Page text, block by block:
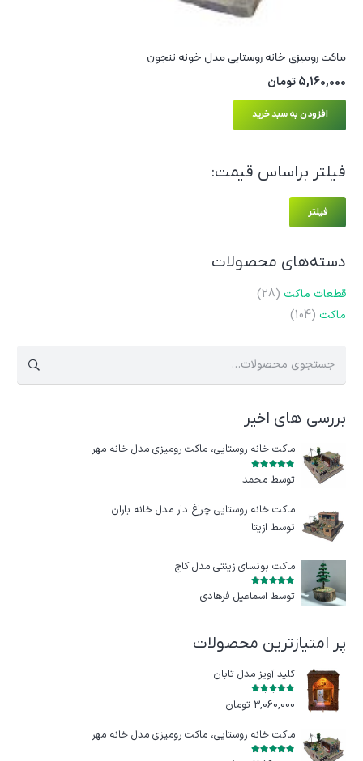
ماکت رومیزی خانه روستایی مدل خونه ننجون
5,160,000تومان
افزودن به سبد خرید
فیلتر براساس قیمت:
فیلتر
دسته‌های محصولات
قطعات ماکت (28)
ماکت (104)
برای:
بررسی های اخیر
ماکت خانه روستایی، ماکت رومیزی مدل خانه مهر
5
توسط محمد
ماکت خانه روستایی چراغ‌ دار مدل خانه باران
توسط ازيتا
ماکت بونسای زینتی مدل کاج
امتیاز 5 از 5
توسط اسماعیل فرهادی
پر امتیازترین محصولات
کلید آویز مدل تابان
امتیاز 5.00 از 5
3,060,000 تومان
ماکت خانه روستایی، ماکت رومیزی مدل خانه مهر
امتیاز 5.00از 5